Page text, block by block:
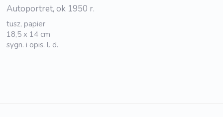
Autoportret, ok 1950 r.
tusz, papier
18,5 x 14 cm
sygn. i opis. l. d.